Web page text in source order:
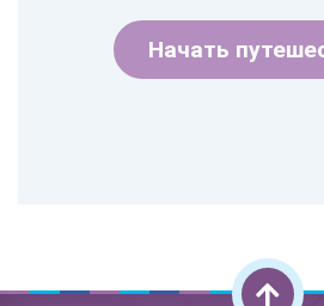
Начать